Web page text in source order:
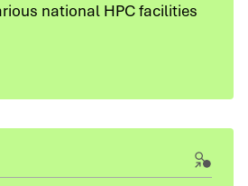
national HPC facilities